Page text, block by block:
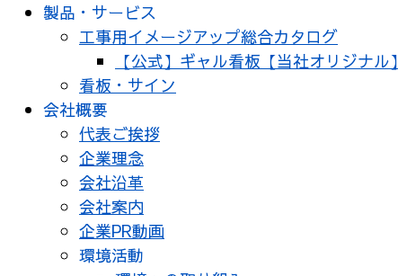
製品・サービス
工事用イメージアップ総合カタログ
【公式】ギャル看板【当社オリジナル】
看板・サイン
会社概要
代表ご挨拶
企業理念
会社沿革
会社案内
企業PR動画
環境活動